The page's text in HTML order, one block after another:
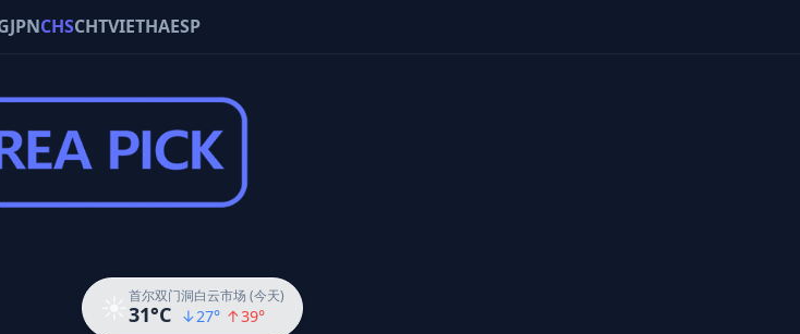
JPNCHSCHTVIETHAESP
首尔双门洞白云市场 (今天)
31°C ↓27° ↑39°